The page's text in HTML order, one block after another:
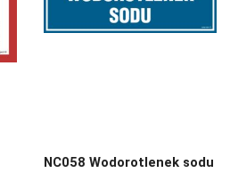
NC058 Wodorotlenek sodu